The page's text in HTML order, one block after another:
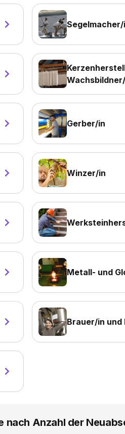
Segelmacher/
Gerber/in
Winzer/in
Metall- und
Brauer/in und
nach Anzahl der